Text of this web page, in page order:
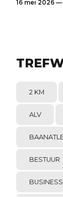
16 mei 2026
2 KM
ALV
BESTUUR